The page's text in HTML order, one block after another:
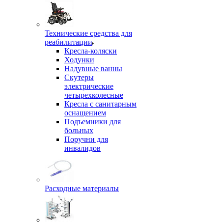
Технические средства для
реабилитации
Кресла-коляски
Ходунки
Надувные ванны
Скутеры
электрические
четырехколесные
Кресла с санитарным
оснащением
Подъемники для
больных
Поручни для
инвалидов
Расходные материалы